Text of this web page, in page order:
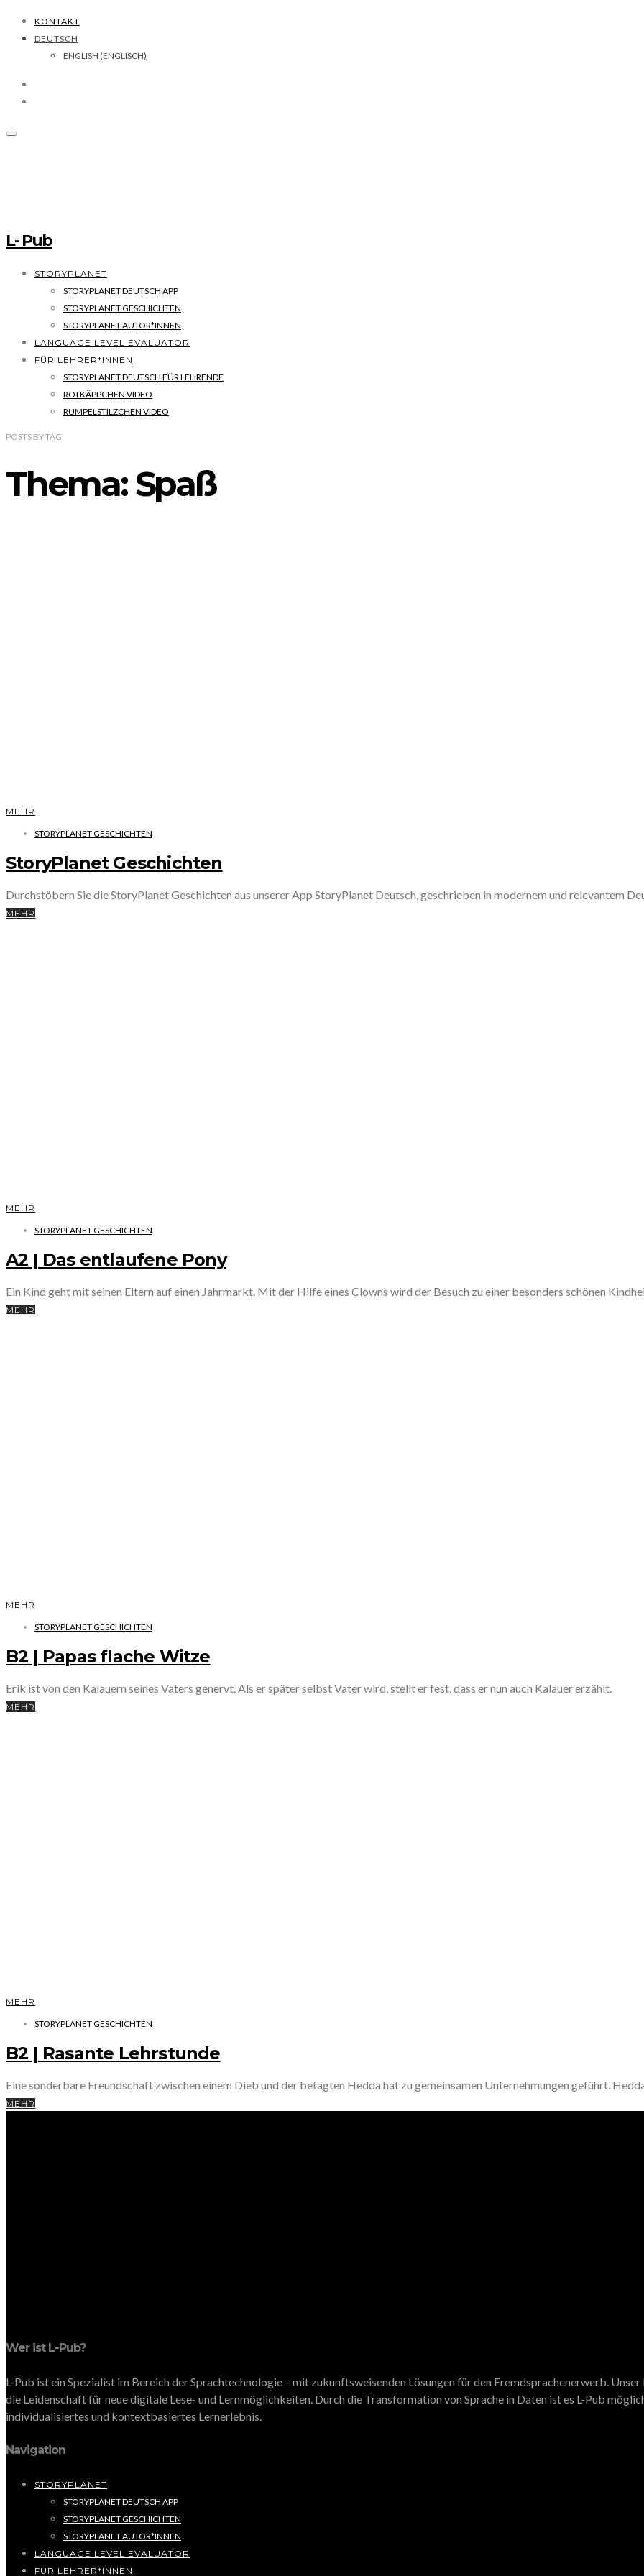
KONTAKT
DEUTSCH
ENGLISH (ENGLISCH)
L- Pub
STORYPLANET
STORYPLANET DEUTSCH APP
STORYPLANET GESCHICHTEN
STORYPLANET AUTOR*INNEN
LANGUAGE LEVEL EVALUATOR
FÜR LEHRER*INNEN
STORYPLANET DEUTSCH FÜR LEHRENDE
ROTKÄPPCHEN VIDEO
RUMPELSTILZCHEN VIDEO
POSTS BYTAG
Thema: Spaß
MEHR
STORYPLANET GESCHICHTEN
StoryPlanet Geschichten
Durchstöbern Sie die StoryPlanet Geschichten aus unserer App StoryPlanet Deutsch, geschrieben in modernem und relevantem
MEHR
MEHR
STORYPLANET GESCHICHTEN
A2 | Das entlaufene Pony
Ein Kind geht mit seinen Eltern auf einen Jahrmarkt. Mit der Hilfe eines Clowns wird der Besuch zu einer besonders schönen
MEHR
MEHR
STORYPLANET GESCHICHTEN
B2 | Papas flache Witze
Erik ist von den Kalauern seines Vaters genervt. Als er später selbst Vater wird, stellt er fest, dass er nun auch Kalauer erzählt.
MEHR
MEHR
STORYPLANET GESCHICHTEN
B2 | Rasante Lehrstunde
Eine sonderbare Freundschaft zwischen einem Dieb und der betagten Hedda hat zu gemeinsamen Unternehmungen geführt.
MEHR
Wer ist L-Pub?
L-Pub ist ein Spezialist im Bereich der Sprachtechnologie – mit zukunftsweisenden Lösungen für den Fremdsprachenerwerb.
die Leidenschaft für neue digitale Lese- und Lernmöglichkeiten. Durch die Transformation von Sprache in Daten ist es L-Pub
individualisiertes und kontextbasiertes Lernerlebnis.
Navigation
STORYPLANET
STORYPLANET DEUTSCH APP
STORYPLANET GESCHICHTEN
STORYPLANET AUTOR*INNEN
LANGUAGE LEVEL EVALUATOR
FÜR LEHRER*INNEN